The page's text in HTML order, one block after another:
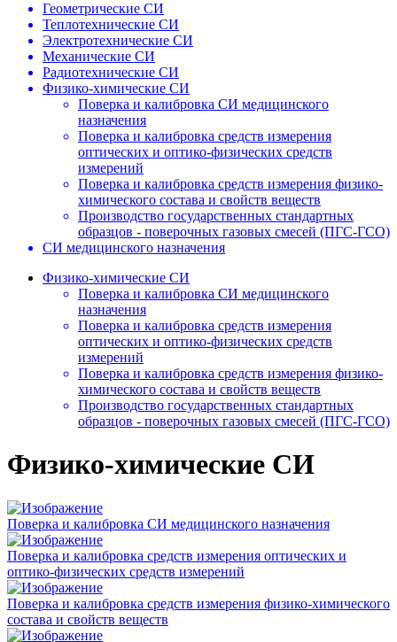
Геометрические СИ
Теплотехнические СИ
Электротехнические СИ
Механические СИ
Радиотехнические СИ
Физико-химические СИ
Поверка и калибровка СИ медицинского
назначения
Поверка и калибровка средств измерения
оптических и оптико-физических средств
измерений
Поверка и калибровка средств измерения физико-
химического состава и свойств веществ
Производство государственных стандартных
образцов - поверочных газовых смесей (ПГС-ГСО)
СИ медицинского назначения
Физико-химические СИ
Поверка и калибровка СИ медицинского
назначения
Поверка и калибровка средств измерения
оптических и оптико-физических средств
измерений
Поверка и калибровка средств измерения физико-
химического состава и свойств веществ
Производство государственных стандартных
образцов - поверочных газовых смесей (ПГС-ГСО)
Физико-химические СИ
Поверка и калибровка СИ медицинского назначения
Поверка и калибровка средств измерения оптических и
оптико-физических средств измерений
Поверка и калибровка средств измерения физико-химического
состава и свойств веществ